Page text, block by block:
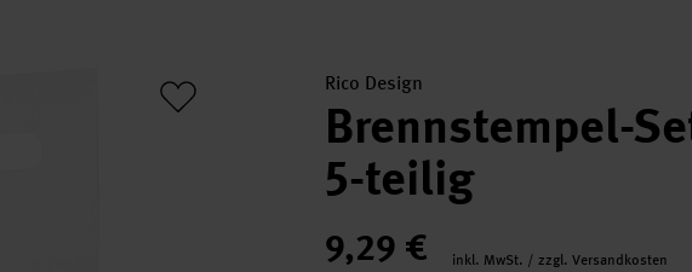
Rico Design
Brennstempel-
5-teilig
9,29 €
inkl. MwSt. / zzgl. Versandkosten